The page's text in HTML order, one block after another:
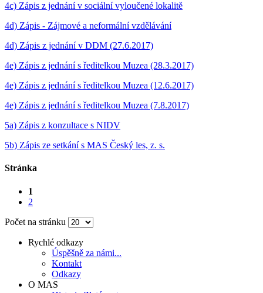
4c) Zápis z jednání v sociální vyloučené lokalitě
4d) Zápis - Zájmové a neformální vzdělávání
4d) Zápis z jednání v DDM (27.6.2017)
4e) Zápis z jednání s ředitelkou Muzea (28.3.2017)
4e) Zápis z jednání s ředitelkou Muzea (12.6.2017)
4e) Zápis z jednání s ředitelkou Muzea (7.8.2017)
5a) Zápis z konzultace s NIDV
5b) Zápis ze setkání s MAS Český les, z. s.
Stránka
1
2
Počet na stránku
Rychlé odkazy
Úspěšně za námi...
Kontakt
Odkazy
O MAS